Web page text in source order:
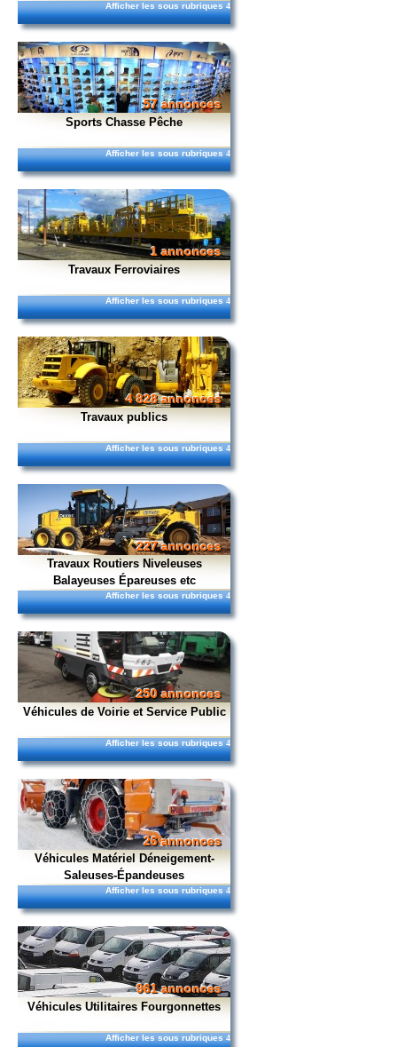
Afficher les sous rubriques 4
57 annonces
Sports Chasse Pêche
Afficher les sous rubriques 4
1 annonces
Travaux Ferroviaires
Afficher les sous rubriques 4
4 828 annonces
Travaux publics
Afficher les sous rubriques 4
227 annonces
Travaux Routiers Niveleuses
Balayeuses Épareuses etc
Afficher les sous rubriques 4
250 annonces
Véhicules de Voirie et Service Public
Afficher les sous rubriques 4
26 annonces
Véhicules Matériel Déneigement-
Saleuses-Épandeuses
Afficher les sous rubriques 4
961 annonces
Véhicules Utilitaires Fourgonnettes
Afficher les sous rubriques 4